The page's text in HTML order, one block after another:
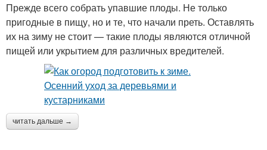
Прежде всего собрать упавшие плоды. Не только
пригодные в пищу, но и те, что начали преть. Оставлять
их на зиму не стоит — такие плоды являются отличной
пищей или укрытием для различных вредителей.
читать дальше →